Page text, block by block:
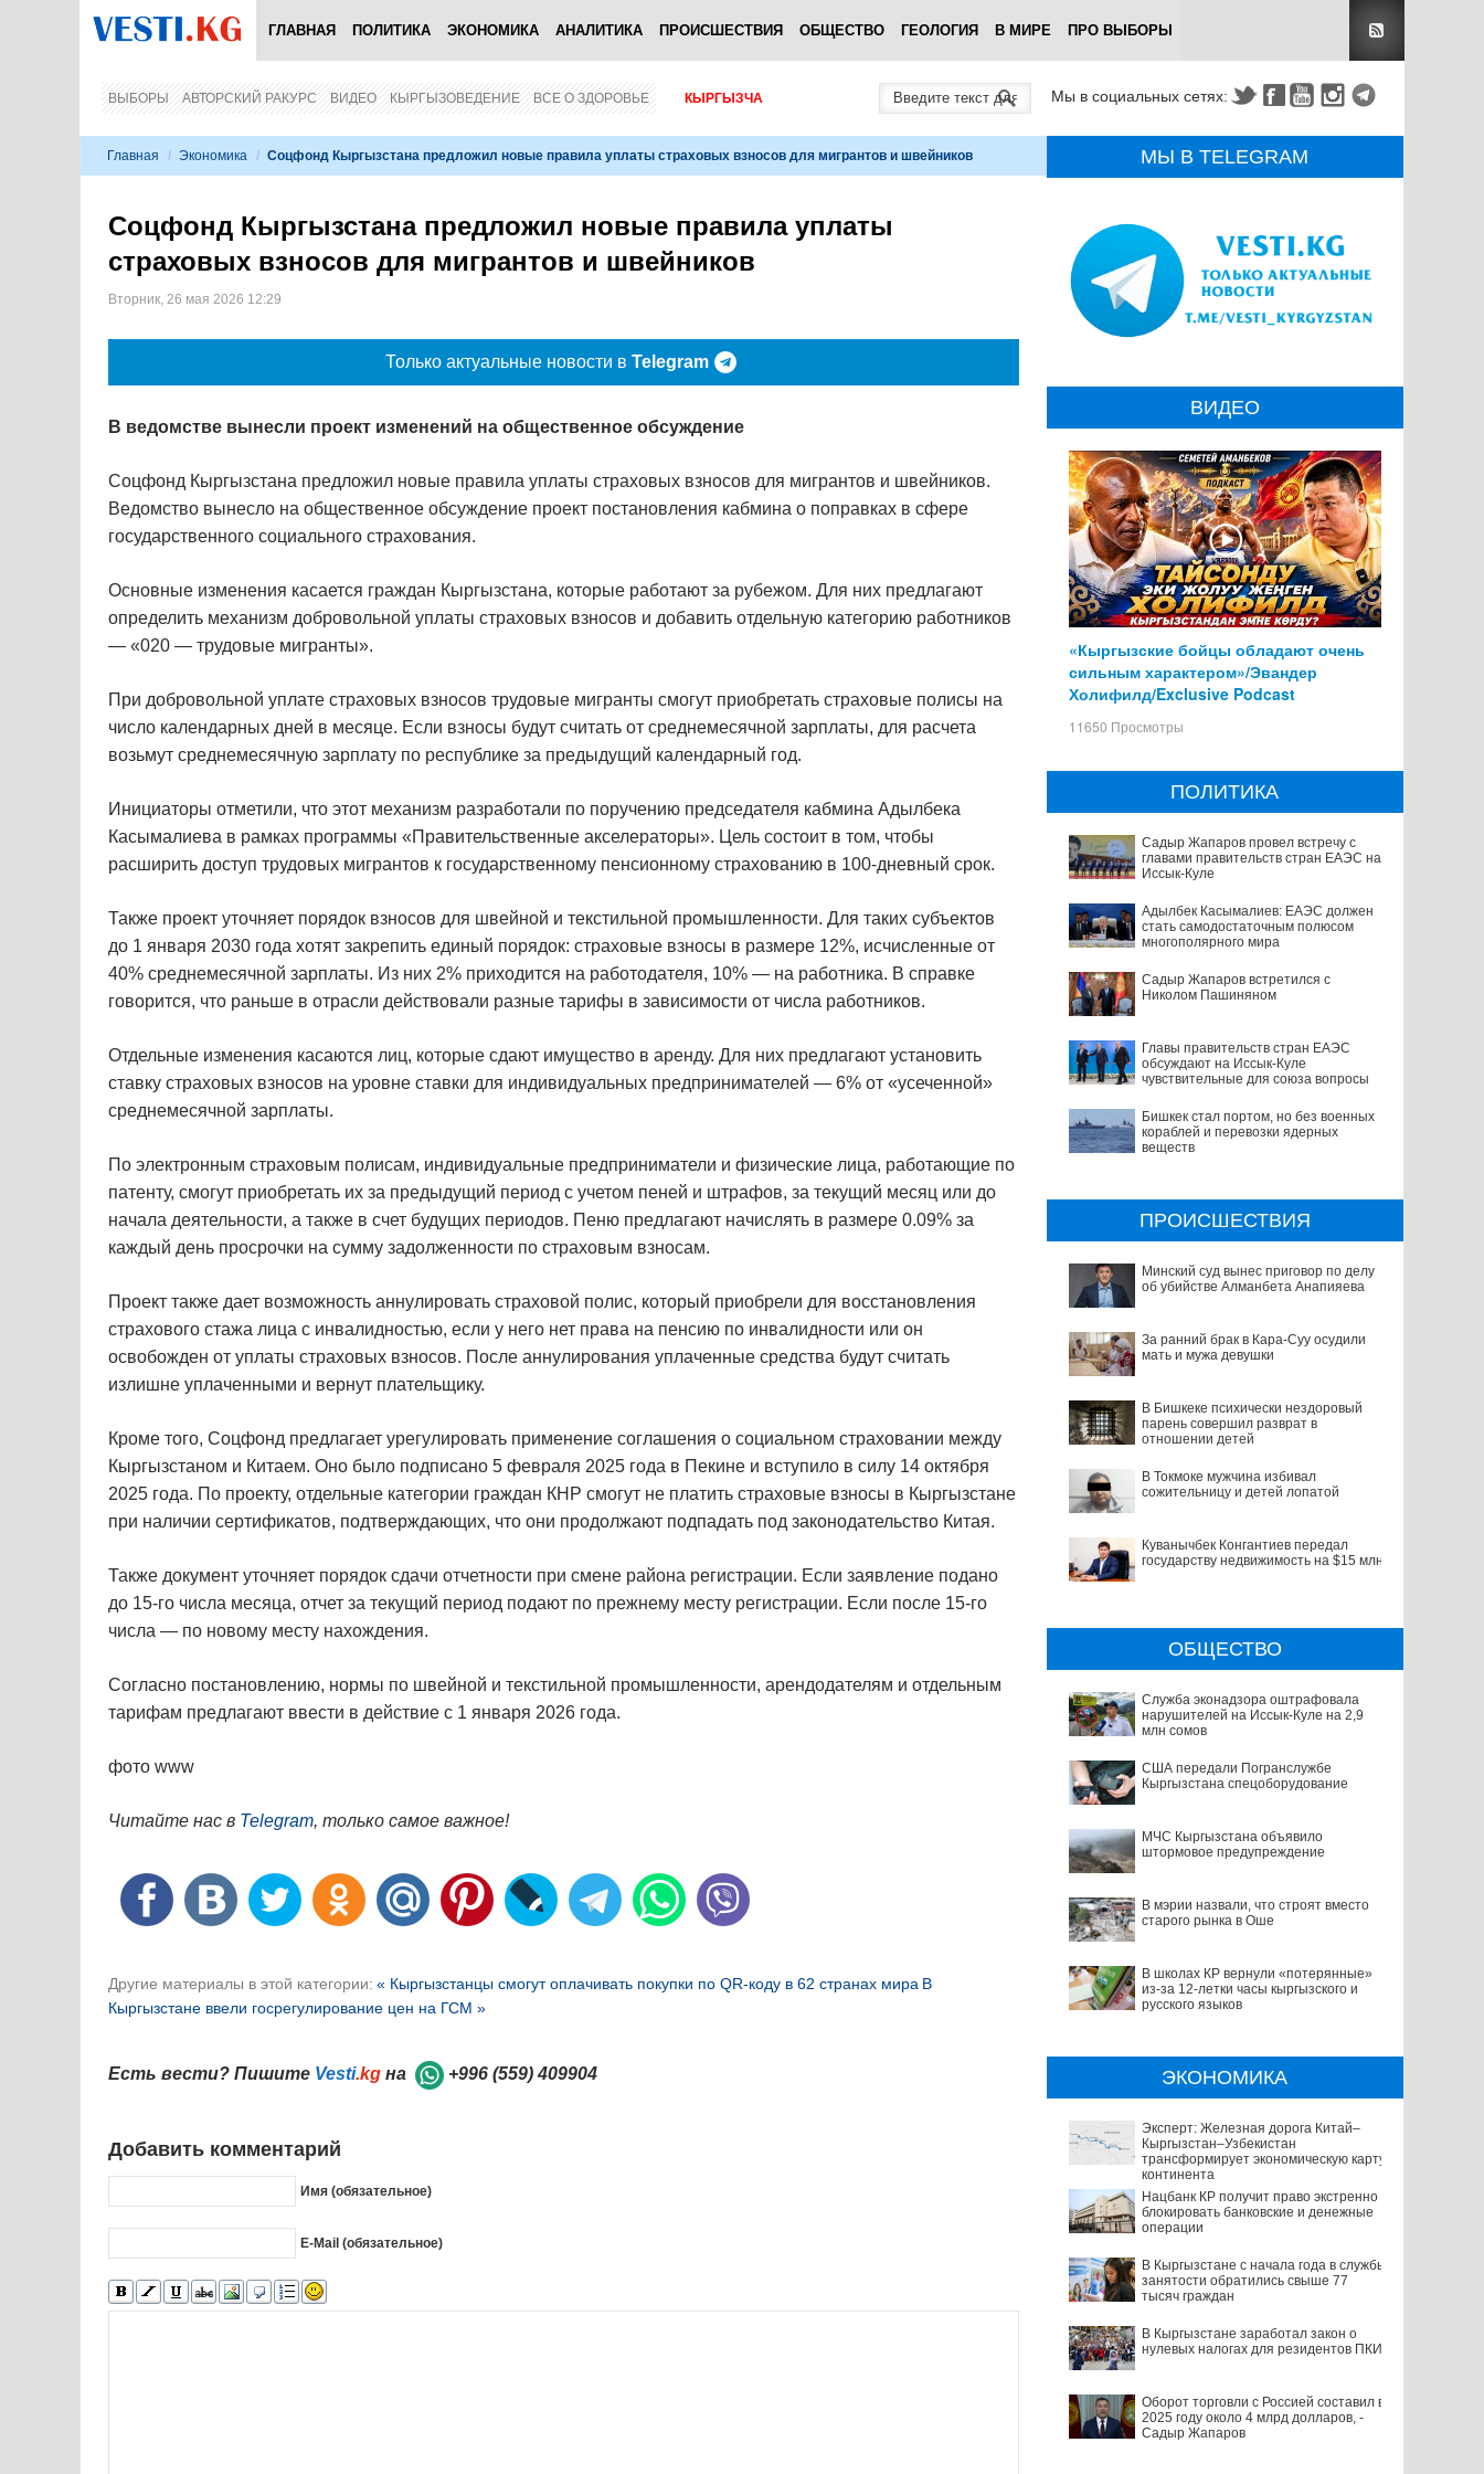
ГЛАВНАЯ ПОЛИТИКА ЭКОНОМИКА АНАЛИТИКА ПРОИСШЕСТВИЯ ОБЩЕСТВО ГЕОЛОГИЯ В МИРЕ ПРО ВЫБОРЫ
ВЫБОРЫ АВТОРСКИЙ РАКУРС ВИДЕО КЫРГЫЗОВЕДЕНИЕ ВСЕ О ЗДОРОВЬЕ КЫРГЫЗЧА Мы в социальных сетях:
Главная / Экономика / Соцфонд Кыргызстана предложил новые правила уплаты страховых взносов для мигрантов и швейников
Соцфонд Кыргызстана предложил новые правила уплаты
страховых взносов для мигрантов и швейников
Вторник, 26 мая 2026 12:29
Только актуальные новости в Telegram
В ведомстве вынесли проект изменений на общественное обсуждение
Соцфонд Кыргызстана предложил новые правила уплаты страховых взносов для мигрантов и швейников.
Ведомство вынесло на общественное обсуждение проект постановления кабмина о поправках в сфере
государственного социального страхования.
Основные изменения касается граждан Кыргызстана, которые работают за рубежом. Для них предлагают
определить механизм добровольной уплаты страховых взносов и добавить отдельную категорию работников
— «020 — трудовые мигранты».
При добровольной уплате страховых взносов трудовые мигранты смогут приобретать страховые полисы на
число календарных дней в месяце. Если взносы будут считать от среднемесячной зарплаты, для расчета
возьмут среднемесячную зарплату по республике за предыдущий календарный год.
Инициаторы отметили, что этот механизм разработали по поручению председателя кабмина Адылбека
Касымалиева в рамках программы «Правительственные акселераторы». Цель состоит в том, чтобы
расширить доступ трудовых мигрантов к государственному пенсионному страхованию в 100-дневный срок.
Также проект уточняет порядок взносов для швейной и текстильной промышленности. Для таких субъектов
до 1 января 2030 года хотят закрепить единый порядок: страховые взносы в размере 12%, исчисленные от
40% среднемесячной зарплаты. Из них 2% приходится на работодателя, 10% — на работника. В справке
говорится, что раньше в отрасли действовали разные тарифы в зависимости от числа работников.
Отдельные изменения касаются лиц, которые сдают имущество в аренду. Для них предлагают установить
ставку страховых взносов на уровне ставки для индивидуальных предпринимателей — 6% от «усеченной»
среднемесячной зарплаты.
По электронным страховым полисам, индивидуальные предприниматели и физические лица, работающие по
патенту, смогут приобретать их за предыдущий период с учетом пеней и штрафов, за текущий месяц или до
начала деятельности, а также в счет будущих периодов. Пеню предлагают начислять в размере 0.09% за
каждый день просрочки на сумму задолженности по страховым взносам.
Проект также дает возможность аннулировать страховой полис, который приобрели для восстановления
страхового стажа лица с инвалидностью, если у него нет права на пенсию по инвалидности или он
освобожден от уплаты страховых взносов. После аннулирования уплаченные средства будут считать
излишне уплаченными и вернут плательщику.
Кроме того, Соцфонд предлагает урегулировать применение соглашения о социальном страховании между
Кыргызстаном и Китаем. Оно было подписано 5 февраля 2025 года в Пекине и вступило в силу 14 октября
2025 года. По проекту, отдельные категории граждан КНР смогут не платить страховые взносы в Кыргызстане
при наличии сертификатов, подтверждающих, что они продолжают подпадать под законодательство Китая.
Также документ уточняет порядок сдачи отчетности при смене района регистрации. Если заявление подано
до 15-го числа месяца, отчет за текущий период подают по прежнему месту регистрации. Если после 15-го
числа — по новому месту нахождения.
Согласно постановлению, нормы по швейной и текстильной промышленности, арендодателям и отдельным
тарифам предлагают ввести в действие с 1 января 2026 года.
фото www
Читайте нас в Telegram, только самое важное!
Другие материалы в этой категории: « Кыргызстанцы смогут оплачивать покупки по QR-коду в 62 странах мира В
Кыргызстане ввели госрегулирование цен на ГСМ »
Есть вести? Пишите Vesti.kg на +996 (559) 409904
Добавить комментарий
Имя (обязательное)
E-Mail (обязательное)
МЫ В TELEGRAM
ВИДЕО
«Кыргызские бойцы обладают очень
сильным характером»/Эвандер
Холифилд/Exclusive Podcast
11650 Просмотры
ПОЛИТИКА
Садыр Жапаров провел встречу с
главами правительств стран ЕАЭС на
Иссык-Куле
Адылбек Касымалиев: ЕАЭС должен
стать самодостаточным полюсом
многополярного мира
Садыр Жапаров встретился с
Николом Пашиняном
Главы правительств стран ЕАЭС
обсуждают на Иссык-Куле
чувствительные для союза вопросы
Бишкек стал портом, но без военных
кораблей и перевозки ядерных
веществ
ПРОИСШЕСТВИЯ
Минский суд вынес приговор по делу
об убийстве Алманбета Анапияева
За ранний брак в Кара-Суу осудили
мать и мужа девушки
В Бишкеке психически нездоровый
парень совершил разврат в
отношении детей
В Токмоке мужчина избивал
сожительницу и детей лопатой
Куванычбек Конгантиев передал
государству недвижимость на $15 млн
ОБЩЕСТВО
Служба эконадзора оштрафовала
нарушителей на Иссык-Куле на 2,9
млн сомов
США передали Погранслужбе
Кыргызстана спецоборудование
МЧС Кыргызстана объявило
штормовое предупреждение
В мэрии назвали, что строят вместо
старого рынка в Оше
В школах КР вернули «потерянные»
из-за 12-летки часы кыргызского и
русского языков
ЭКОНОМИКА
Эксперт: Железная дорога Китай–
Кыргызстан–Узбекистан
трансформирует экономическую карту
континента
Нацбанк КР получит право экстренно
блокировать банковские и денежные
операции
В Кыргызстане с начала года в службы
занятости обратились свыше 77
тысяч граждан
В Кыргызстане заработал закон о
нулевых налогах для резидентов ПКИ
Оборот торговли с Россией составил в
2025 году около 4 млрд долларов, -
Садыр Жапаров